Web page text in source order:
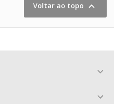
Voltar ao topo 

